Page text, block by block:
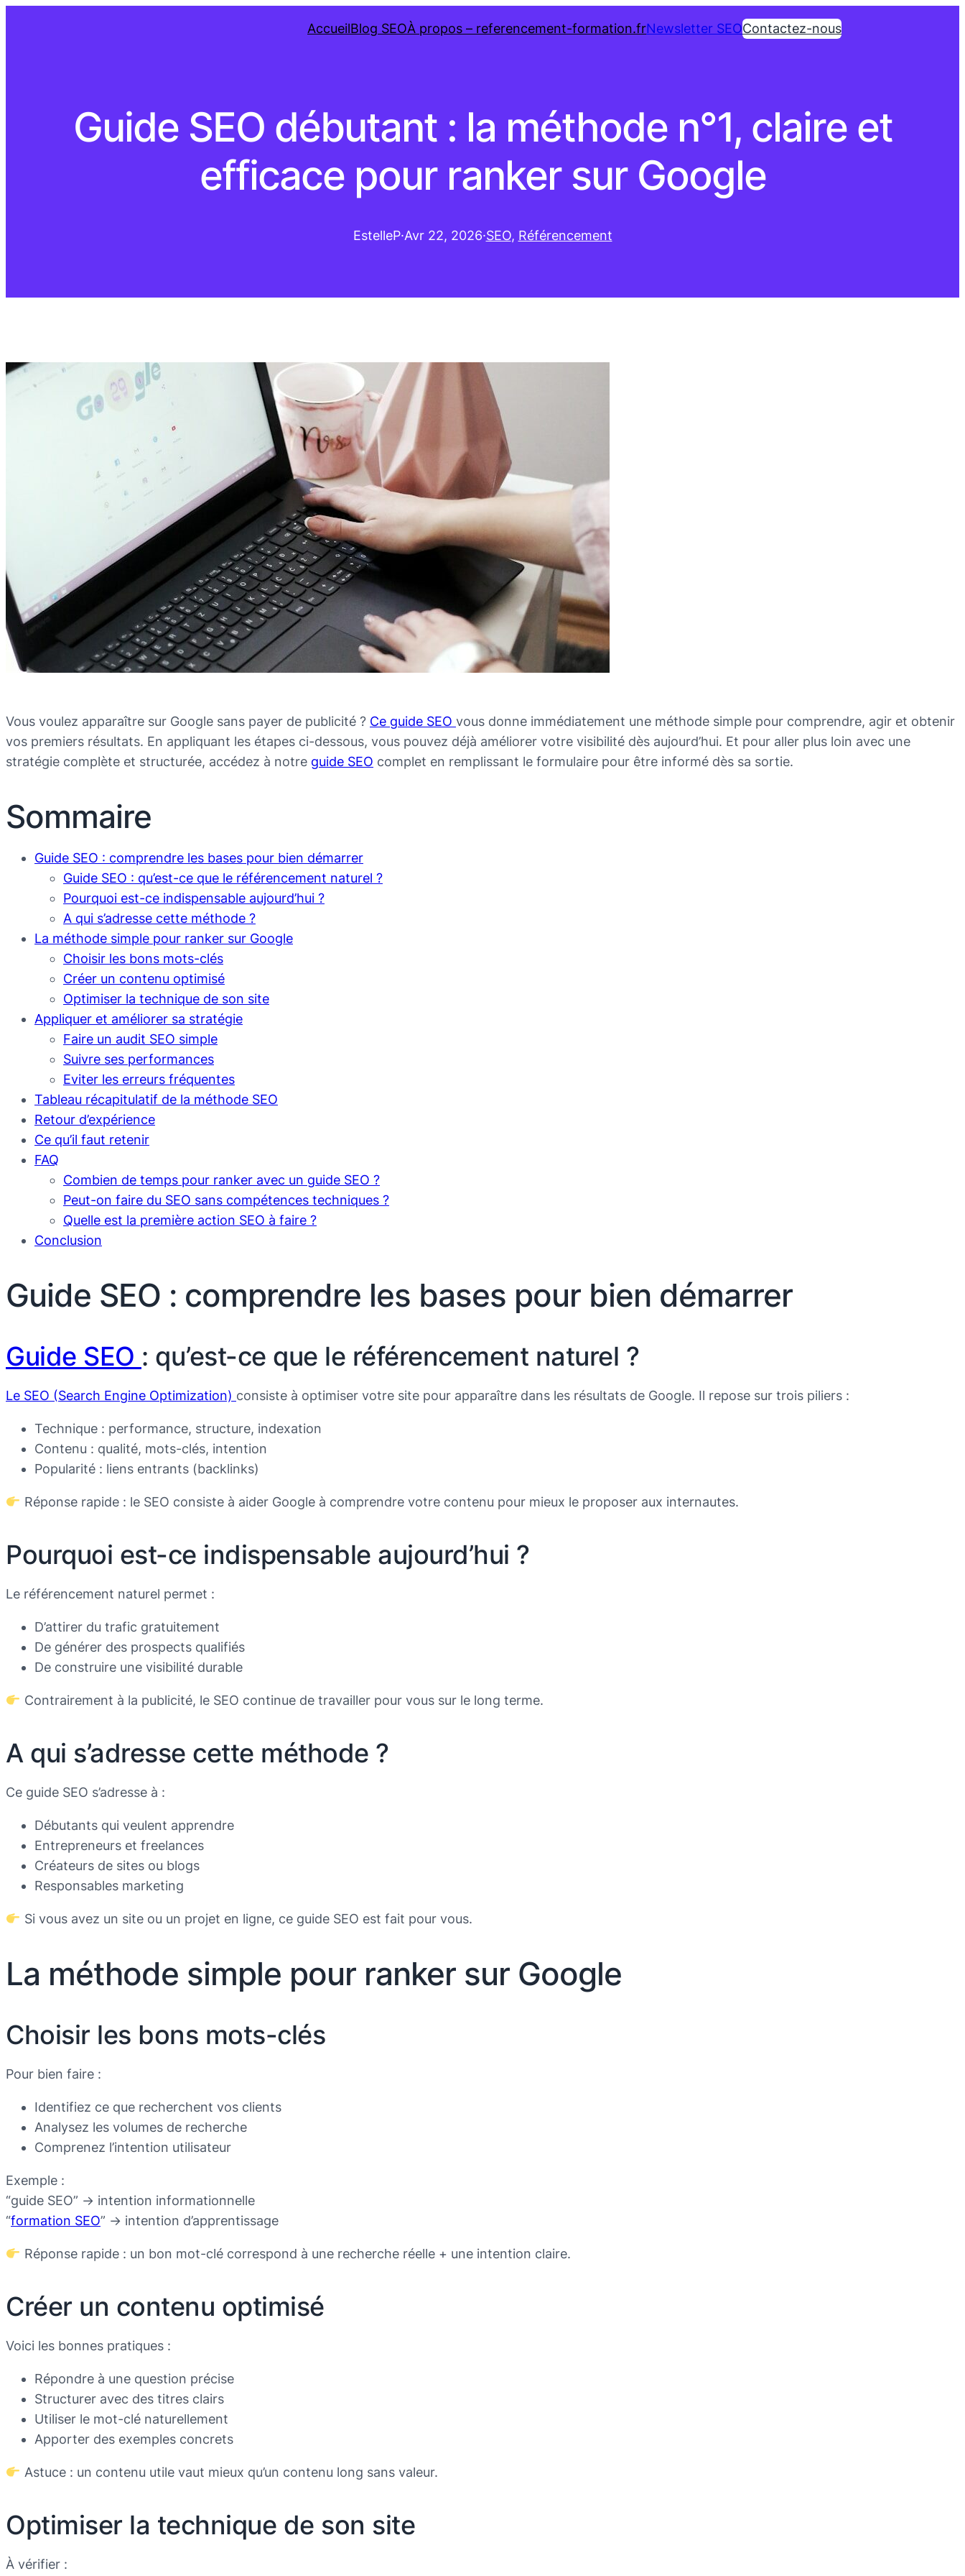
AccueilBlog SEOÀ propos – referencement-formation.frNewsletter SEOContactez-nous
Guide SEO débutant : la méthode n°1, claire et
efficace pour ranker sur Google
EstelleP·Avr 22, 2026·SEO, Référencement
Vous voulez apparaître sur Google sans payer de publicité ? Ce guide SEO vous donne immédiatement une méthode simple pour comprendre, agir et obtenir
vos premiers résultats. En appliquant les étapes ci-dessous, vous pouvez déjà améliorer votre visibilité dès aujourd’hui. Et pour aller plus loin avec une
stratégie complète et structurée, accédez à notre guide SEO complet en remplissant le formulaire pour être informé dès sa sortie.
Sommaire
Guide SEO : comprendre les bases pour bien démarrer
Guide SEO : qu’est-ce que le référencement naturel ?
Pourquoi est-ce indispensable aujourd’hui ?
A qui s’adresse cette méthode ?
La méthode simple pour ranker sur Google
Choisir les bons mots-clés
Créer un contenu optimisé
Optimiser la technique de son site
Appliquer et améliorer sa stratégie
Faire un audit SEO simple
Suivre ses performances
Eviter les erreurs fréquentes
Tableau récapitulatif de la méthode SEO
Retour d’expérience
Ce qu’il faut retenir
FAQ
Combien de temps pour ranker avec un guide SEO ?
Peut-on faire du SEO sans compétences techniques ?
Quelle est la première action SEO à faire ?
Conclusion
Guide SEO : comprendre les bases pour bien démarrer
Guide SEO : qu’est-ce que le référencement naturel ?
Le SEO (Search Engine Optimization) consiste à optimiser votre site pour apparaître dans les résultats de Google. Il repose sur trois piliers :
Technique : performance, structure, indexation
Contenu : qualité, mots-clés, intention
Popularité : liens entrants (backlinks)
Réponse rapide : le SEO consiste à aider Google à comprendre votre contenu pour mieux le proposer aux internautes.
Pourquoi est-ce indispensable aujourd’hui ?
Le référencement naturel permet :
D’attirer du trafic gratuitement
De générer des prospects qualifiés
De construire une visibilité durable
Contrairement à la publicité, le SEO continue de travailler pour vous sur le long terme.
A qui s’adresse cette méthode ?
Ce guide SEO s’adresse à :
Débutants qui veulent apprendre
Entrepreneurs et freelances
Créateurs de sites ou blogs
Responsables marketing
Si vous avez un site ou un projet en ligne, ce guide SEO est fait pour vous.
La méthode simple pour ranker sur Google
Choisir les bons mots-clés
Pour bien faire :
Identifiez ce que recherchent vos clients
Analysez les volumes de recherche
Comprenez l’intention utilisateur
Exemple :
“guide SEO” → intention informationnelle
“formation SEO” → intention d’apprentissage
Réponse rapide : un bon mot-clé correspond à une recherche réelle + une intention claire.
Créer un contenu optimisé
Voici les bonnes pratiques :
Répondre à une question précise
Structurer avec des titres clairs
Utiliser le mot-clé naturellement
Apporter des exemples concrets
Astuce : un contenu utile vaut mieux qu’un contenu long sans valeur.
Optimiser la technique de son site
À vérifier :